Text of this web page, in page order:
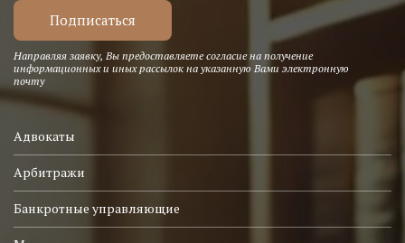
Направляя заявку, Вы предоставляете согласие на получение
информационных и иных рассылок на указанную Вами электронную
почту
Адвокаты
Арбитражи
Банкротные управляющие